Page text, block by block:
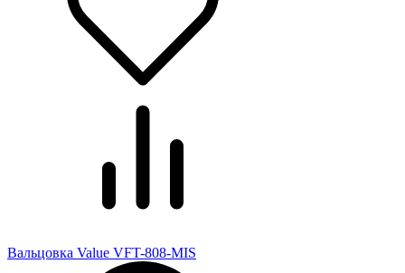
Вальцовка Value VFT-808-MIS